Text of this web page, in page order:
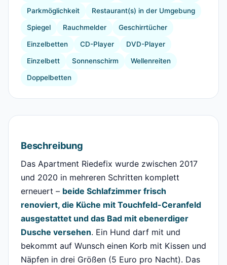
Parkmöglichkeit Restaurant(s) in der Umgebung
Spiegel Rauchmelder Geschirrtücher
Einzelbetten CD-Player DVD-Player
Einzelbett Sonnenschirm Wellenreiten
Doppelbetten
Beschreibung
Das Apartment Riedefix wurde zwischen 2017
und 2020 in mehreren Schritten komplett
erneuert – beide Schlafzimmer frisch
renoviert, die Küche mit Touchfeld-Ceranfeld
ausgestattet und das Bad mit ebenerdiger
Dusche versehen. Ein Hund darf mit und
bekommt auf Wunsch einen Korb mit Kissen und
Näpfen in drei Größen (5 Euro pro Nacht). Das